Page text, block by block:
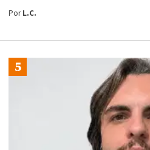
PorL.C.